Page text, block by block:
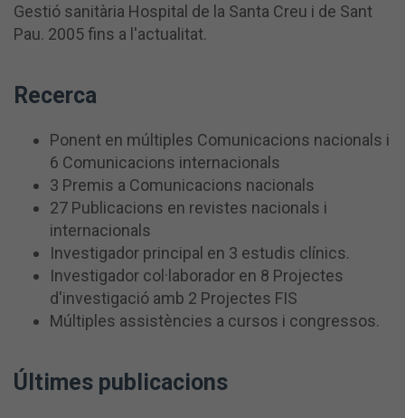
Gestió sanitària Hospital de la Santa Creu i de Sant
Pau. 2005 fins a l'actualitat.
Recerca
Ponent en múltiples Comunicacions nacionals i
6 Comunicacions internacionals
3 Premis a Comunicacions nacionals
27 Publicacions en revistes nacionals i
internacionals
Investigador principal en 3 estudis clínics.
Investigador col·laborador en 8 Projectes
d'investigació amb 2 Projectes FIS
Múltiples assistències a cursos i congressos.
Últimes publicacions